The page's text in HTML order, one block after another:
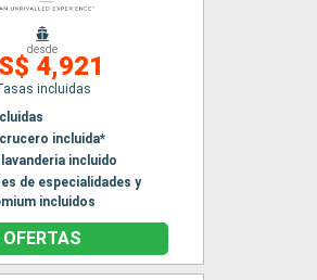
desde
4,921
incluidas
incluida*
incluido
de especialidades y
incluidos